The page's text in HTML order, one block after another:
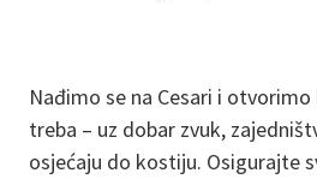
Nađimo se na Cesari i
treba – uz dobar zvuk,
osjećaju do kostiju. Osigurajte